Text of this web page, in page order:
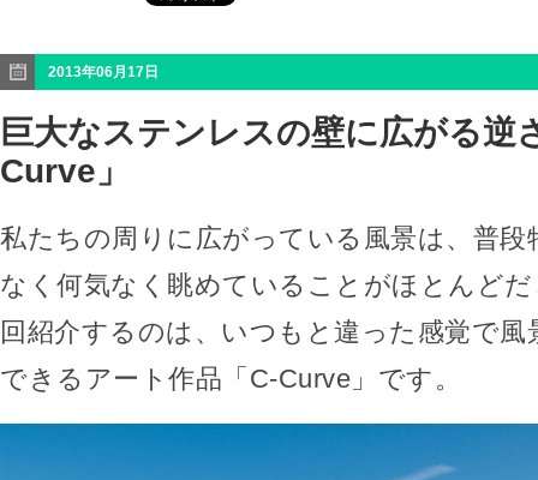
2013年06月17日
巨大なステンレスの壁に広がる逆
Curve」
私たちの周りに広がっている風景は、普段
なく何気なく眺めていることがほとんど
回紹介するのは、いつもと違った感覚で
できるアート作品「C-Curve」です。